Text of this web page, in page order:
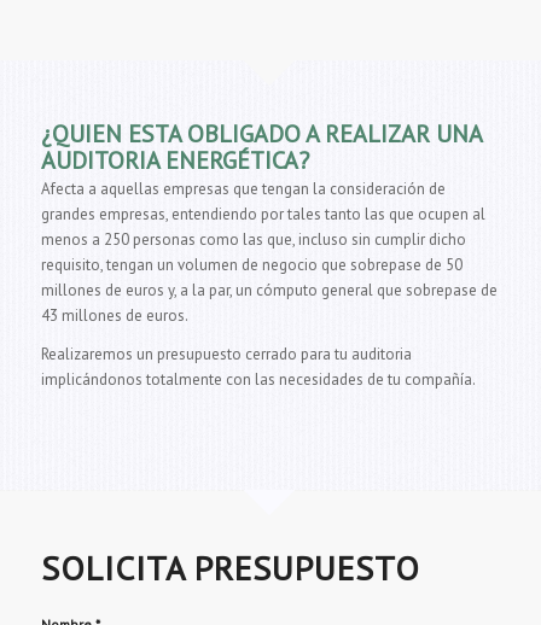
¿QUIEN ESTA OBLIGADO A REALIZAR UNA
AUDITORIA ENERGÉTICA?
Afecta a aquellas empresas que tengan la consideración de
grandes empresas, entendiendo por tales tanto las que ocupen al
menos a 250 personas como las que, incluso sin cumplir dicho
requisito, tengan un volumen de negocio que sobrepase de 50
millones de euros y, a la par, un cómputo general que sobrepase de
43 millones de euros.
Realizaremos un presupuesto cerrado para tu auditoria
implicándonos totalmente con las necesidades de tu compañía.
SOLICITA PRESUPUESTO